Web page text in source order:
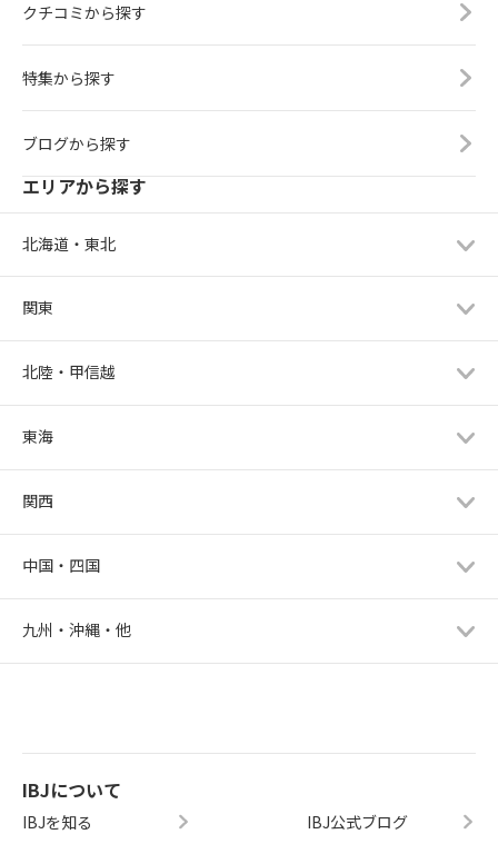
クチコミから探す
特集から探す
ブログから探す
エリアから探す
北海道・東北
関東
北陸・甲信越
東海
関西
中国・四国
九州・沖縄・他
IBJについて
IBJを知る IBJ公式ブログ